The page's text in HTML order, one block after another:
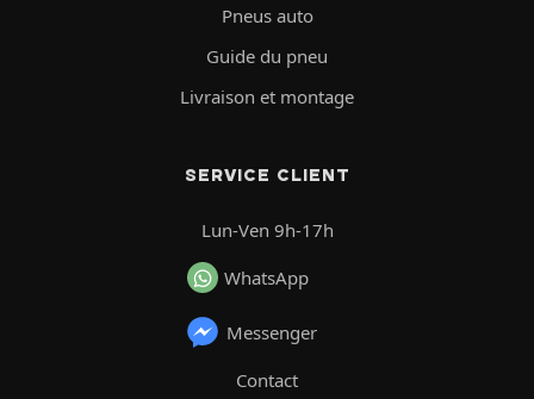
Pneus auto
Guide du pneu
Livraison et montage
SERVICE CLIENT
Lun-Ven 9h-17h
WhatsApp
Messenger
Contact